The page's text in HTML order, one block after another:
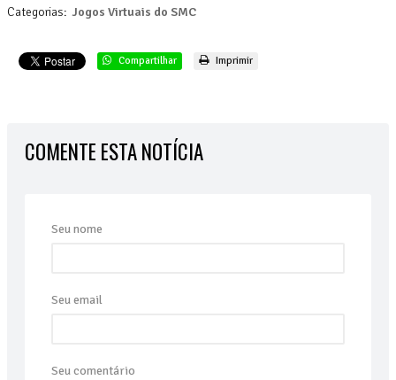
Categorias: Jogos Virtuais do SMC
Compartilhar Imprimir
COMENTE ESTA NOTÍCIA
Seu nome
Seu email
Seu comentário